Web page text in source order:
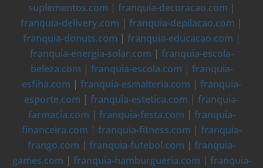
suplementos.com | franquia-decoracao.com |
franquia-delivery.com | franquia-depilacao.com |
franquia-donuts.com | franquia-educacao.com |
franquia-energia-solar.com | franquia-escola-
beleza.com | franquia-escola.com | franquia-
esfiha.com | franquia-esmalteria.com | franquia-
esporte.com | franquia-estetica.com | franquia-
farmacia.com | franquia-festa.com | franquia-
financeira.com | franquia-fitness.com | franquia-
frango.com | franquia-futebol.com | franquia-
games.com | franquia-hamburgueria.com | franquia-